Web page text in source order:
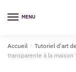
navigation
MENU
Accueil / Tutoriel d'art
transparente à la maison